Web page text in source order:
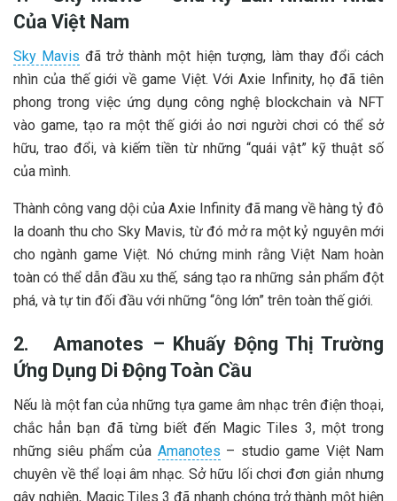
Của Việt Nam
Sky Mavis đã trở thành một hiện tượng, làm thay đổi cách
nhìn của thế giới về game Việt. Với Axie Infinity, họ đã tiên
phong trong việc ứng dụng công nghệ blockchain và NFT
vào game, tạo ra một thế giới ảo nơi người chơi có thể sở
hữu, trao đổi, và kiếm tiền từ những “quái vật” kỹ thuật số
của mình.
Thành công vang dội của Axie Infinity đã mang về hàng tỷ đô
la doanh thu cho Sky Mavis, từ đó mở ra một kỷ nguyên mới
cho ngành game Việt. Nó chứng minh rằng Việt Nam hoàn
toàn có thể dẫn đầu xu thế, sáng tạo ra những sản phẩm đột
phá, và tự tin đối đầu với những “ông lớn” trên toàn thế giới.
2.Amanotes – Khuấy Động Thị Trường
Ứng Dụng Di Động Toàn Cầu
Nếu là một fan của những tựa game âm nhạc trên điện thoại,
chắc hẳn bạn đã từng biết đến Magic Tiles 3, một trong
những siêu phẩm của Amanotes – studio game Việt Nam
chuyên về thể loại âm nhạc. Sở hữu lối chơi đơn giản nhưng
gây nghiện, Magic Tiles 3 đã nhanh chóng trở thành một hiện